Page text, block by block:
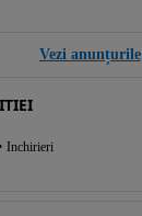
Vezi anunțurile
Inchirieri